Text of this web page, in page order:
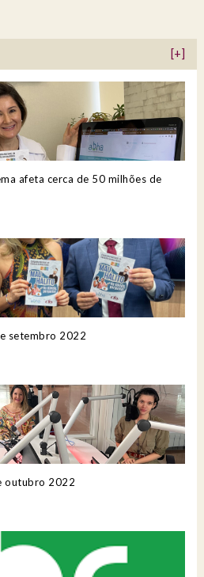
[+]
afeta cerca de 50 milhões de
setembro 2022
outubro 2022